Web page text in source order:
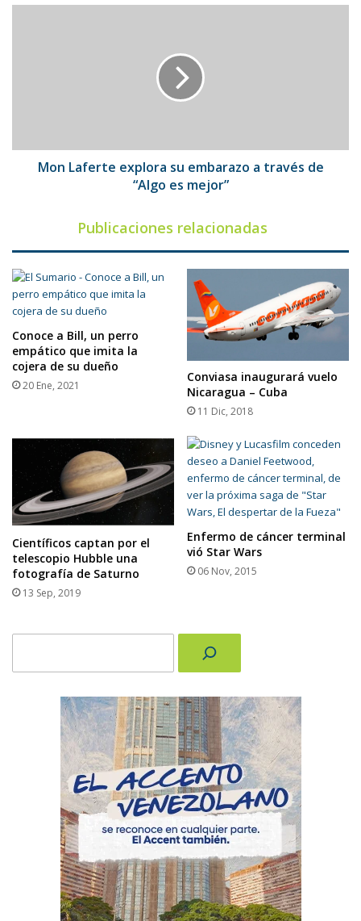
“Algo
Mon Laferte explora su embarazo a través de
“Algo es mejor”
Publicaciones relacionadas
Conoce a Bill, un perro
empático que imita la
cojera de su dueño
20 Ene, 2021
Conviasa inaugurará vuelo
Nicaragua – Cuba
11 Dic, 2018
Científicos captan por el
telescopio Hubble una
fotografía de Saturno
13 Sep, 2019
Enfermo de cáncer terminal
vió Star Wars
06 Nov, 2015